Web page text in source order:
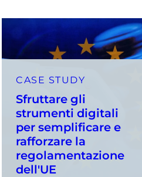
CASE STUDY
Sfruttare gli
strumenti digitali
per semplificare e
rafforzare la
regolamentazione
dell'UE